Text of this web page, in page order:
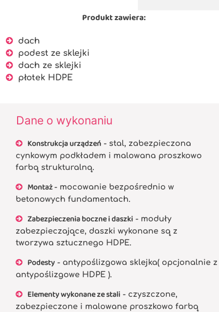
Produkt zawiera:
dach
podest ze sklejki
dach ze sklejki
płotek HDPE
Dane o wykonaniu
Konstrukcja urządzeń - stal, zabezpieczona
cynkowym podkładem i malowana proszkowo
farbą strukturalną.
Montaż- mocowanie bezpośrednio w
betonowych fundamentach.
Zabezpieczenia boczne i daszki - moduły
zabezpieczające, daszki wykonane są z
tworzywa sztucznego HDPE.
Podesty - antypoślizgowa sklejka( opcjonalnie z
antypoślizgowe HDPE ).
Elementy wykonane ze stali - czyszczone,
zabezpieczone i malowane proszkowo farbą